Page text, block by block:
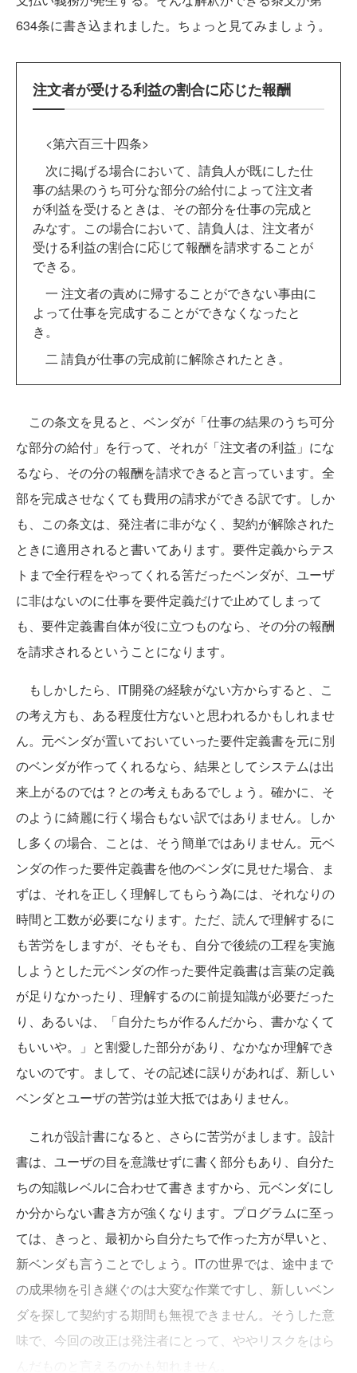
634条に書き込まれました。ちょっと見てみましょう。
注文者が受ける利益の割合に応じた報酬
<第六百三十四条>
次に掲げる場合において、請負人が既にした仕
事の結果のうち可分な部分の給付によって注文者
が利益を受けるときは、その部分を仕事の完成と
みなす。この場合において、請負人は、注文者が
受ける利益の割合に応じて報酬を請求することが
できる。
一 注文者の責めに帰することができない事由に
よって仕事を完成することができなくなったと
き。
二 請負が仕事の完成前に解除されたとき。
この条文を見ると、ベンダが「仕事の結果のうち可分
な部分の給付」を行って、それが「注文者の利益」にな
るなら、その分の報酬を請求できると言っています。全
部を完成させなくても費用の請求ができる訳です。しか
も、この条文は、発注者に非がなく、契約が解除された
ときに適用されると書いてあります。要件定義からテス
トまで全行程をやってくれる筈だったベンダが、ユーザ
に非はないのに仕事を要件定義だけで止めてしまって
も、要件定義書自体が役に立つものなら、その分の報酬
を請求されるということになります。
もしかしたら、IT開発の経験がない方からすると、こ
の考え方も、ある程度仕方ないと思われるかもしれませ
ん。元ベンダが置いておいていった要件定義書を元に別
のベンダが作ってくれるなら、結果としてシステムは出
来上がるのでは？との考えもあるでしょう。確かに、そ
のように綺麗に行く場合もない訳ではありません。しか
し多くの場合、ことは、そう簡単ではありません。元ベ
ンダの作った要件定義書を他のベンダに見せた場合、ま
ずは、それを正しく理解してもらう為には、それなりの
時間と工数が必要になります。ただ、読んで理解するに
も苦労をしますが、そもそも、自分で後続の工程を実施
しようとした元ベンダの作った要件定義書は言葉の定義
が足りなかったり、理解するのに前提知識が必要だった
り、あるいは、「自分たちが作るんだから、書かなくて
もいいや。」と割愛した部分があり、なかなか理解でき
ないのです。まして、その記述に誤りがあれば、新しい
ベンダとユーザの苦労は並大抵ではありません。
これが設計書になると、さらに苦労がまします。設計
書は、ユーザの目を意識せずに書く部分もあり、自分た
ちの知識レベルに合わせて書きますから、元ベンダにし
か分からない書き方が強くなります。プログラムに至っ
ては、きっと、最初から自分たちで作った方が早いと、
新ベンダも言うことでしょう。ITの世界では、途中まで
の成果物を引き継ぐのは大変な作業ですし、新しいベン
ダを探して契約する期間も無視できません。そうした意
味で、今回の改正は発注者にとって、ややリスクをはら